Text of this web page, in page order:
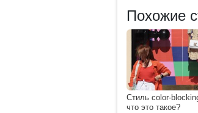
Похожие
Стиль сolor-
что это такое?